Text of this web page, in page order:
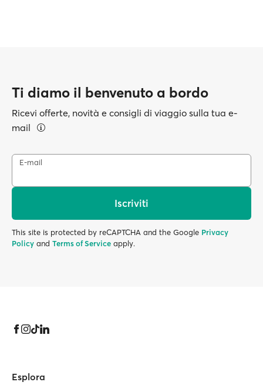
Ti diamo il benvenuto a bordo
Ricevi offerte, novità e consigli di viaggio sulla tua e-
mail
E-mail
Iscriviti
This site is protected by reCAPTCHA and the Google Privacy
Policy and Terms of Service apply.
Esplora